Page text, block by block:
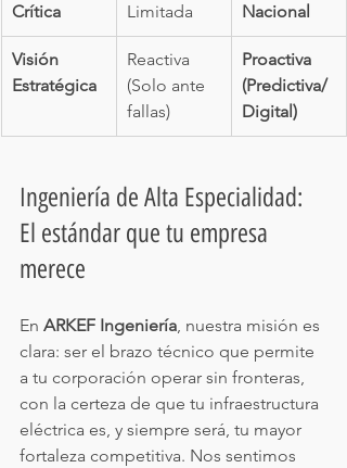
Crítica
Limitada
Nacional
Visión
Estratégica
Reactiva
(Solo ante
fallas)
Proactiva
(Predictiva/
Digital)
Ingeniería de Alta Especialidad:
El estándar que tu empresa
merece
En ARKEF Ingeniería, nuestra misión es
clara: ser el brazo técnico que permite
a tu corporación operar sin fronteras,
con la certeza de que tu infraestructura
eléctrica es, y siempre será, tu mayor
fortaleza competitiva. Nos sentimos